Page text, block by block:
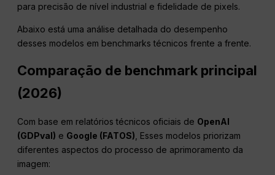
para precisão de nível industrial e fidelidade de pixels.
Abaixo está uma análise detalhada do desempenho
desses modelos em benchmarks técnicos frente a frente.
Comparação de benchmark principal
(2026)
Com base em relatórios técnicos oficiais de OpenAI
(GDPval) e Google (FATOS) , Esses modelos priorizam
diferentes aspectos do processo de aprimoramento da
imagem: